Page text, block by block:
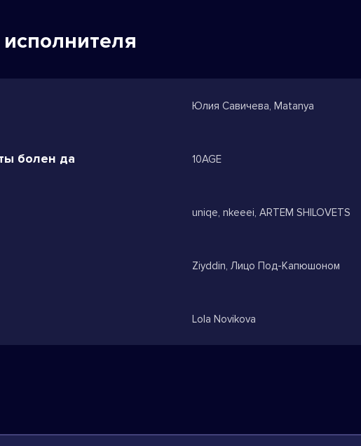
Юлия Савичева, Matanya
болен да 10AGE
uniqe, nkeeei, ARTEM SHILOVETS
Ziyddin, Лицо Под-Капюшоном
Lola Novikova